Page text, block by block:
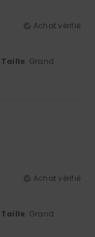
Achat vérifié
Taille: Grand
Achat vérifié
Taille: Grand